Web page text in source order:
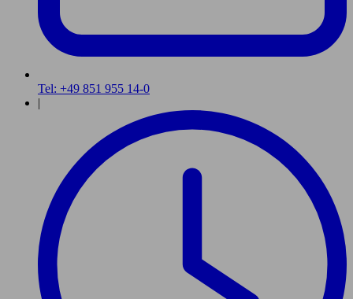
Tel: +49 851 955 14-0
|